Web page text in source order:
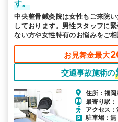
す。
中央整骨鍼灸院は女性もご来院
しております。男性スタッフに
ない方や女性特有のお悩みをご
越しください。
お見舞金最大
交通事故施術の
住所：福
最寄り駅
アクセス
駐車場：無